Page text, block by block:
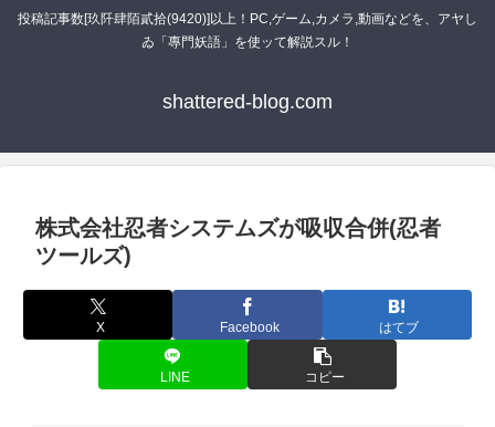
投稿記事数[玖阡肆陌貳拾(9420)]以上！PC,ゲーム,カメラ,動画などを、アヤし
ゐ「專門妖語」を使ッて解説スル！
shattered-blog.com
株式会社忍者システムズが吸収合併(忍者
ツールズ)
X Facebook はてブ
LINE コピー